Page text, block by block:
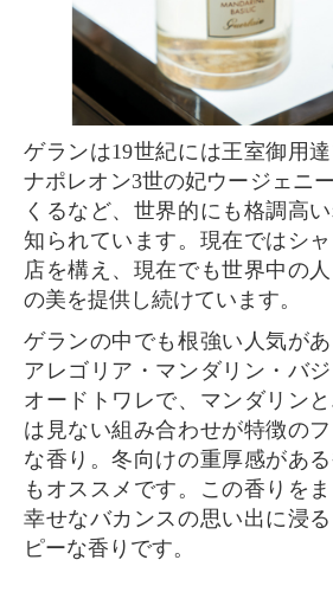
ゲランは19世紀には王室御用達ブランドとして、
ナポレオン3世の妃ウージェニ
くるなど、世界的にも格調高
知られています。現在ではシ
店を構え、現在でも世界中の
の美を提供し続けています。
ゲランの中でも根強い人気があるのが、アクア・
アレゴリア・マンダリン・バ
オードトワレで、マンダリン
は見ない組み合わせが特徴の
な香り。冬向けの重厚感があ
もオススメです。この香りをま
幸せなバカンスの思い出に浸
ピーな香りです。